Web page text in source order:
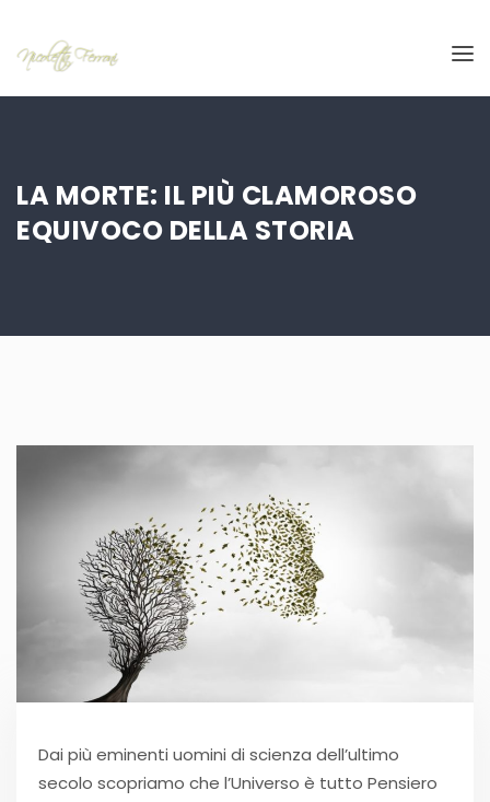
LA MORTE: IL PIÙ CLAMOROSO
EQUIVOCO DELLA STORIA
Dai più eminenti uomini di scienza dell’ultimo
secolo scopriamo che l’Universo è tutto Pensiero